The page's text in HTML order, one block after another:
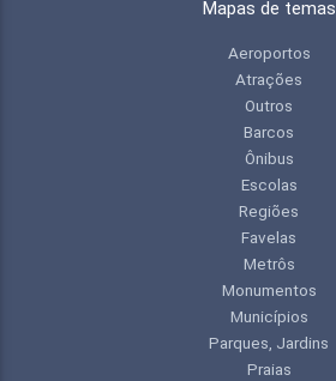
Mapas de temas
Aeroportos
Atrações
Outros
Barcos
Ônibus
Escolas
Regiões
Favelas
Metrôs
Monumentos
Municípios
Parques, Jardins
Praias